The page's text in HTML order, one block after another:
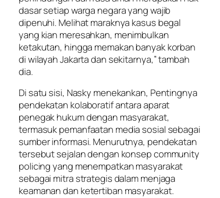
dasar setiap warga negara yang wajib
dipenuhi. Melihat maraknya kasus begal
yang kian meresahkan, menimbulkan
ketakutan, hingga memakan banyak korban
di wilayah Jakarta dan sekitarnya,” tambah
dia.
Di satu sisi, Nasky menekankan, Pentingnya
pendekatan kolaboratif antara aparat
penegak hukum dengan masyarakat,
termasuk pemanfaatan media sosial sebagai
sumber informasi. Menurutnya, pendekatan
tersebut sejalan dengan konsep community
policing yang menempatkan masyarakat
sebagai mitra strategis dalam menjaga
keamanan dan ketertiban masyarakat.